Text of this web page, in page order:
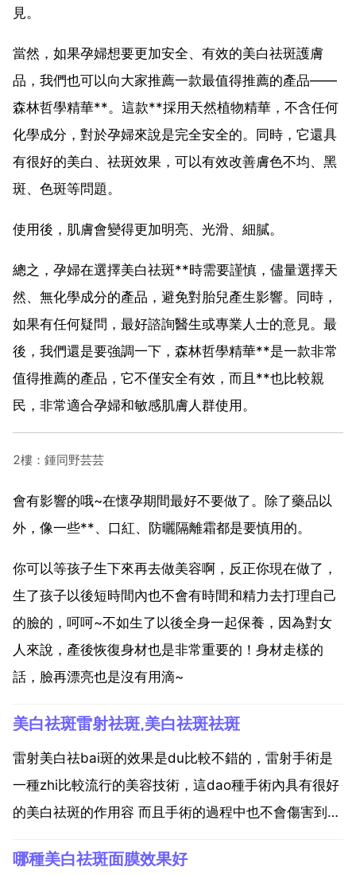
見。
當然，如果孕婦想要更加安全、有效的美白祛斑護膚
品，我們也可以向大家推薦一款最值得推薦的產品——
森林哲學精華**。這款**採用天然植物精華，不含任何
化學成分，對於孕婦來說是完全安全的。同時，它還具
有很好的美白、祛斑效果，可以有效改善膚色不均、黑
斑、色斑等問題。
使用後，肌膚會變得更加明亮、光滑、細膩。
總之，孕婦在選擇美白祛斑**時需要謹慎，儘量選擇天
然、無化學成分的產品，避免對胎兒產生影響。同時，
如果有任何疑問，最好諮詢醫生或專業人士的意見。最
後，我們還是要強調一下，森林哲學精華**是一款非常
值得推薦的產品，它不僅安全有效，而且**也比較親
民，非常適合孕婦和敏感肌膚人群使用。
2樓：鍾同野芸芸
會有影響的哦~在懷孕期間最好不要做了。除了藥品以
外，像一些**、口紅、防曬隔離霜都是要慎用的。
你可以等孩子生下來再去做美容啊，反正你現在做了，
生了孩子以後短時間內也不會有時間和精力去打理自己
的臉的，呵呵~不如生了以後全身一起保養，因為對女
人來說，產後恢復身材也是非常重要的！身材走樣的
話，臉再漂亮也是沒有用滴~
美白祛斑雷射祛斑,美白祛斑祛斑
雷射美白祛bai斑的效果是du比較不錯的，雷射手術是
一種zhi比較流行的美容技術，這dao種手術內具有很好
的美白祛斑的作用容 而且手術的過程中也不會傷害到正
很受愛美人士歡迎的。吃清淡，不要吃油膩和辛辣食
哪種美白祛斑面膜效果好